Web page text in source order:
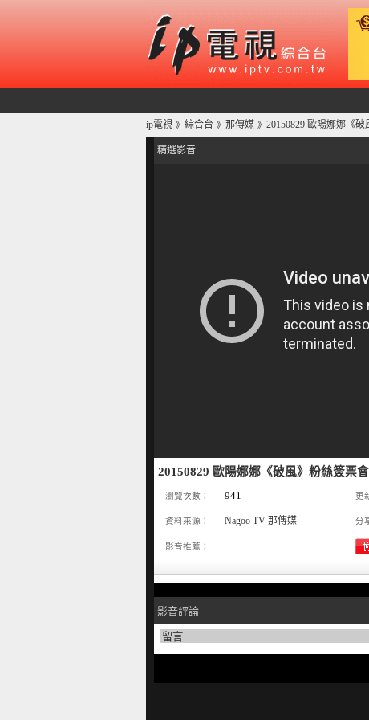
ip電視 》 綜合台 》 那傳媒 》 20150829 歐陽娜娜《
精選影音
20150829 歐陽娜娜《破風》粉絲簽票
瀏覽次數： 941 更
資料來源： Nagoo TV 那傳媒 分
影音推薦：
影音評論